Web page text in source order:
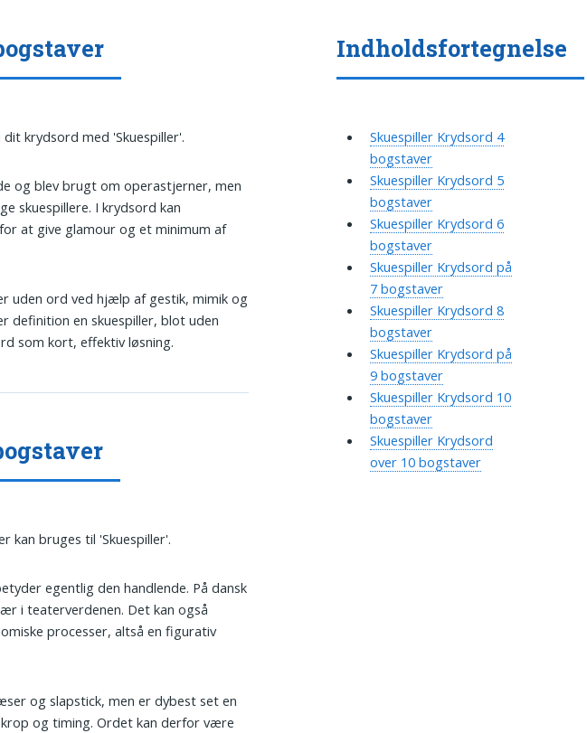
krydsord med 'Skuespiller'.
og blev brugt om operastjerner, men
skuespillere. I krydsord kan
at give glamour og et minimum af
uden ord ved hjælp af gestik, mimik og
definition en skuespiller, blot uden
som kort, effektiv løsning.
kan bruges til 'Skuespiller'.
egentlig den handlende. På dansk
i teaterverdenen. Det kan også
processer, altså en figurativ
og slapstick, men er dybest set en
og timing. Ordet kan derfor være
Indholdsfortegnelse
Skuespiller Krydsord 4
bogstaver
Skuespiller Krydsord 5
bogstaver
Skuespiller Krydsord 6
bogstaver
Skuespiller Krydsord på
7 bogstaver
Skuespiller Krydsord 8
bogstaver
Skuespiller Krydsord på
9 bogstaver
Skuespiller Krydsord 10
bogstaver
Skuespiller Krydsord
over 10 bogstaver